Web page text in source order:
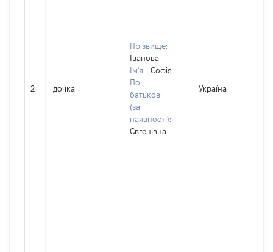
2 дочка
Прізвище:
Іванова
Ім'я:
Софія
По
батькові
(за
наявності):
Євгенівна
Україна